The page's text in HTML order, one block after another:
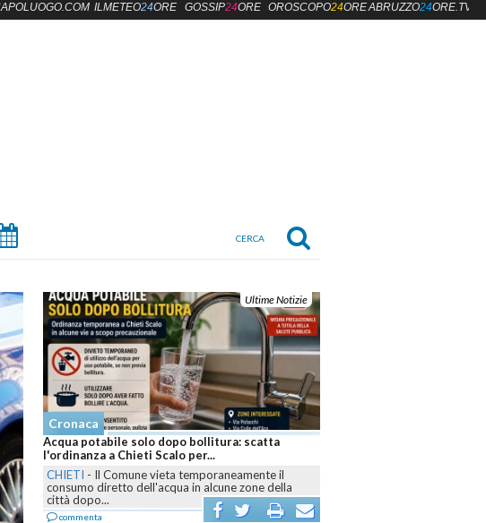
Ultime Notizie
Cronaca
Acqua potabile solo dopo bollitura: scatta
l'ordinanza a Chieti Scalo per...
CHIETI - Il Comune vieta temporaneamente il
consumo diretto dell'acqua in alcune zone della
città dopo...
commenta
ILMETEO24ORE GOSSIP24ORE OROSCOPO24OREABRUZZO24ORE.TV